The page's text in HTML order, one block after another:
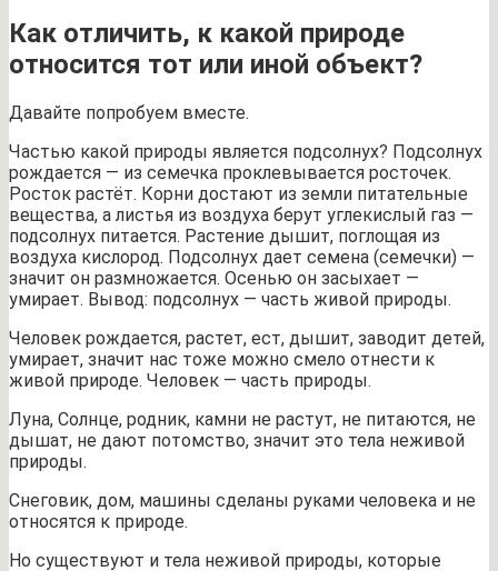
Как отличить, к какой природе
относится тот или иной объект?
Давайте попробуем вместе.
Частью какой природы является подсолнух? Подсолнух
рождается — из семечка проклевывается росточек.
Росток растёт. Корни достают из земли питательные
вещества, а листья из воздуха берут углекислый газ —
подсолнух питается. Растение дышит, поглощая из
воздуха кислород. Подсолнух дает семена (семечки) —
значит он размножается. Осенью он засыхает —
умирает. Вывод: подсолнух — часть живой природы.
Человек рождается, растет, ест, дышит, заводит детей,
умирает, значит нас тоже можно смело отнести к
живой природе. Человек — часть природы.
Луна, Солнце, родник, камни не растут, не питаются, не
дышат, не дают потомство, значит это тела неживой
природы.
Снеговик, дом, машины сделаны руками человека и не
относятся к природе.
Но существуют и тела неживой природы, которые